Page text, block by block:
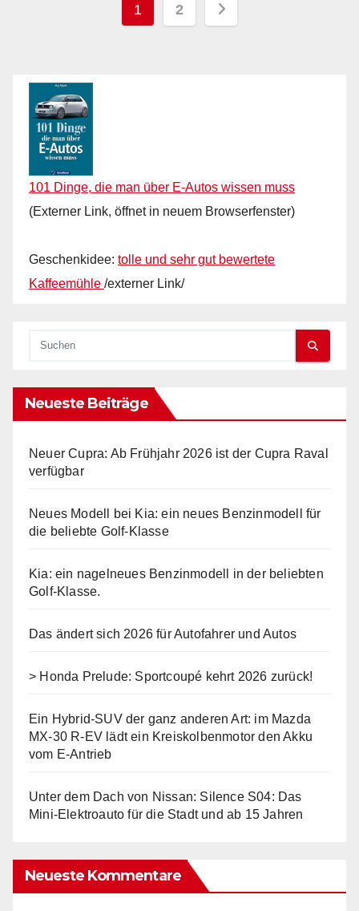
1 2
101 Dinge, die man über E-Autos wissen muss
(Externer Link, öffnet in neuem Browserfenster)
Geschenkidee: tolle und sehr gut bewertete
Kaffeemühle /externer Link/
Neueste Beiträge
Neuer Cupra: Ab Frühjahr 2026 ist der Cupra Raval
verfügbar
Neues Modell bei Kia: ein neues Benzinmodell für
die beliebte Golf-Klasse
Kia: ein nagelneues Benzinmodell in der beliebten
Golf-Klasse.
Das ändert sich 2026 für Autofahrer und Autos
> Honda Prelude: Sportcoupé kehrt 2026 zurück!
Ein Hybrid-SUV der ganz anderen Art: im Mazda
MX-30 R-EV lädt ein Kreiskolbenmotor den Akku
vom E-Antrieb
Unter dem Dach von Nissan: Silence S04: Das
Mini-Elektroauto für die Stadt und ab 15 Jahren
Neueste Kommentare